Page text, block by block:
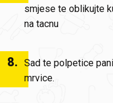
smjese te oblikujte
na tacnu
8. Sad te polpetice
mrvice.